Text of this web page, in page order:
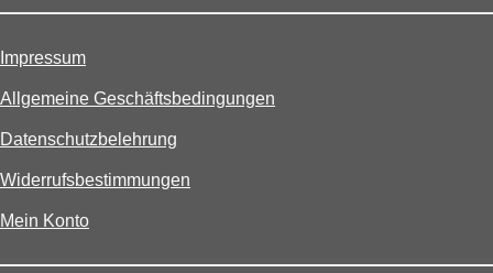
Impressum
Allgemeine Geschäftsbedingungen
Datenschutzbelehrung
Widerrufsbestimmungen
Mein Konto